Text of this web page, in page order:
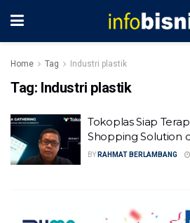
Home Tag Industri plastik
Tag: Industri plastik
Tokoplas Siap
Shopping Solution
BY RAHMAT BERLAMBANG